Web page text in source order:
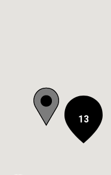
13